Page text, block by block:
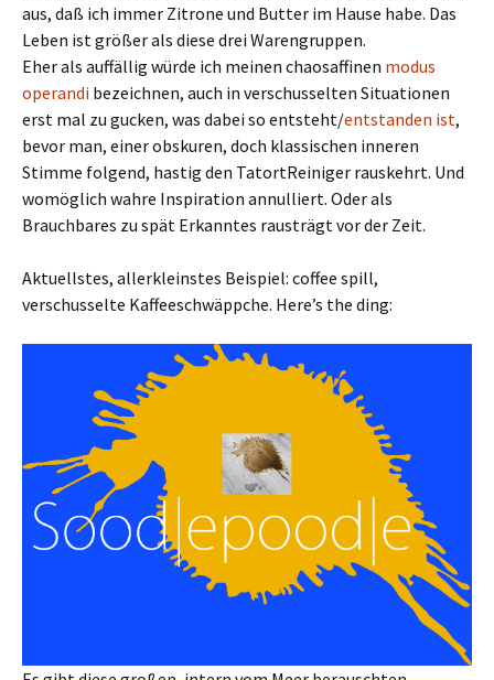
aus, daß ich immer Zitrone und Butter im Hause habe. Das
Leben ist größer als diese drei Warengruppen.
Eher als auffällig würde ich meinen chaosaffinen modus
operandi bezeichnen, auch in verschusselten Situationen
erst mal zu gucken, was dabei so entsteht/entstanden ist,
bevor man, einer obskuren, doch klassischen inneren
Stimme folgend, hastig den TatortReiniger rauskehrt. Und
womöglich wahre Inspiration annulliert. Oder als
Brauchbares zu spät Erkanntes rausträgt vor der Zeit.
Aktuellstes, allerkleinstes Beispiel: coffee spill,
verschusselte Kaffeeschwäppche. Here’s the ding: